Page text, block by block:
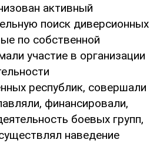
активный
поиск диверсионных
по собственной
участие в организации
республик, совершали
финансировали,
боевых групп,
наведение